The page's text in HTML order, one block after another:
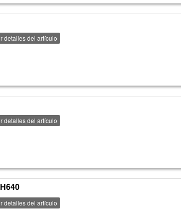
detalles del artículo
detalles del artículo
detalles del artículo